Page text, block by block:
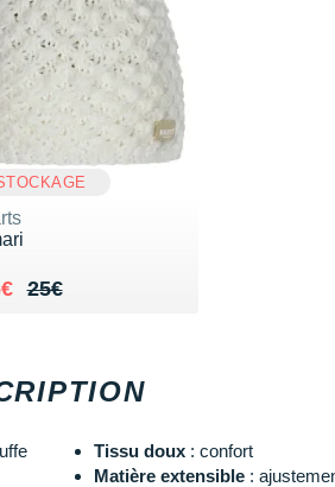
Tissu doux: confort
Matière extensible:
25€
lieu de 25€
16€